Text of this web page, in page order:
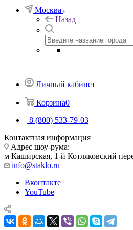
Москва
Назад
Личный кабинет
Корзина0
8 (800) 533-79-03
Контактная информация
Адрес шоу-рума:
м Каширская, 1-й Котляковский
info@staklo.ru
Вконтакте
YouTube